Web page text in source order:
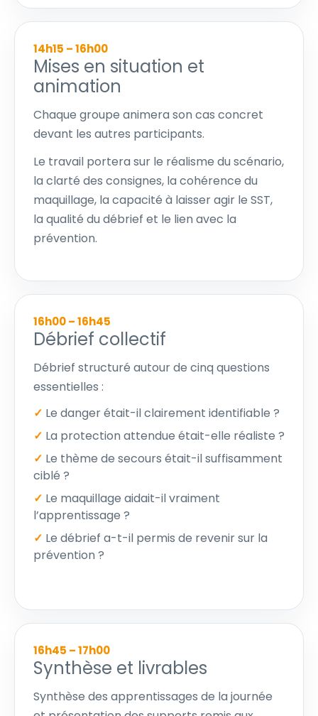
14h15 – 16h00
Mises en situation et
animation
Chaque groupe animera son cas concret
devant les autres participants.
Le travail portera sur le réalisme du scénario,
la clarté des consignes, la cohérence du
maquillage, la capacité à laisser agir le SST,
la qualité du débrief et le lien avec la
prévention.
16h00 – 16h45
Débrief collectif
Débrief structuré autour de cinq questions
essentielles :
✓ Le danger était-il clairement identifiable ?
✓ La protection attendue était-elle réaliste ?
✓ Le thème de secours était-il suffisamment
ciblé ?
✓ Le maquillage aidait-il vraiment
l’apprentissage ?
✓ Le débrief a-t-il permis de revenir sur la
prévention ?
16h45 – 17h00
Synthèse et livrables
Synthèse des apprentissages de la journée